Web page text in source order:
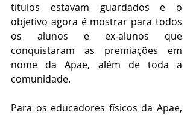
títulos estavam guardados e o
objetivo agora é mostrar para todos
os alunos e ex-alunos que
conquistaram as premiações em
nome da Apae, além de toda a
comunidade.
Para os educadores físicos da Apae,